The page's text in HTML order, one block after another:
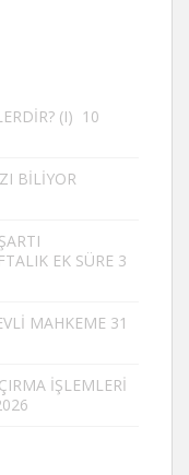
(I) 10
BİLİYOR
EK SÜRE 3
MAHKEME 31
İŞLEMLERİ